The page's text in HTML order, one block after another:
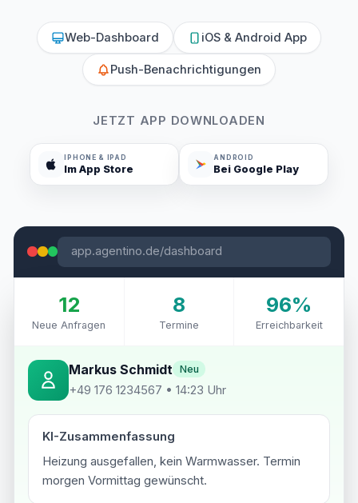
Web-Dashboard iOS & Android App
Push-Benachrichtigungen
JETZT APP DOWNLOADEN
IPHONE & IPAD
Im App Store
ANDROID
Bei Google Play
app.agentino.de/dashboard
12
Neue Anfragen
8
Termine
96%
Erreichbarkeit
Markus Schmidt Neu
+49 176 1234567 • 14:23 Uhr
KI-Zusammenfassung
Heizung ausgefallen, kein Warmwasser. Termin
morgen Vormittag gewünscht.